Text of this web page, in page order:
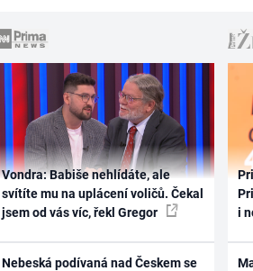
Vondra: Babiše nehlídáte, ale
svítíte mu na uplácení voličů. Čekal
jsem od vás víc, řekl Gregor
Nebeská podívaná nad Českem se
i